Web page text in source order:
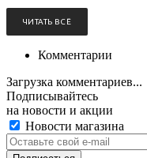
ЧИТАТЬ ВСЁ
Комментарии
Загрузка комментариев...
Подписывайтесь
на новости и акции
Новости магазина